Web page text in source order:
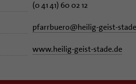
(0 41 41) 60 02 12
pfarrbuero@heilig-geist-
www.heilig-geist-stade.de